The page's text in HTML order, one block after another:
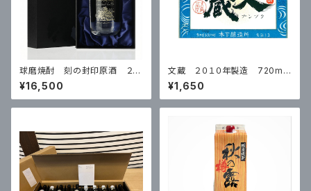
球磨焼酎 刻の封印原酒 ２０
１０年製造 500ml 39度
※数量限定品
¥16,500
文蔵 ２０１０年製造 720ml
¥1,650